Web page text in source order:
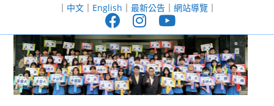
至
｜ 中文｜ English ｜ 最新公告｜ 網站導覽｜